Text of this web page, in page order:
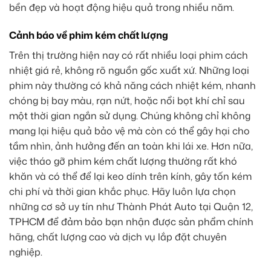
bền đẹp và hoạt động hiệu quả trong nhiều năm.
Cảnh báo về phim kém chất lượng
Trên thị trường hiện nay có rất nhiều loại phim cách
nhiệt giá rẻ, không rõ nguồn gốc xuất xứ. Những loại
phim này thường có khả năng cách nhiệt kém, nhanh
chóng bị bay màu, rạn nứt, hoặc nổi bọt khí chỉ sau
một thời gian ngắn sử dụng. Chúng không chỉ không
mang lại hiệu quả bảo vệ mà còn có thể gây hại cho
tầm nhìn, ảnh hưởng đến an toàn khi lái xe. Hơn nữa,
việc tháo gỡ phim kém chất lượng thường rất khó
khăn và có thể để lại keo dính trên kính, gây tốn kém
chi phí và thời gian khắc phục. Hãy luôn lựa chọn
những cơ sở uy tín như Thành Phát Auto tại Quận 12,
TPHCM để đảm bảo bạn nhận được sản phẩm chính
hãng, chất lượng cao và dịch vụ lắp đặt chuyên
nghiệp.